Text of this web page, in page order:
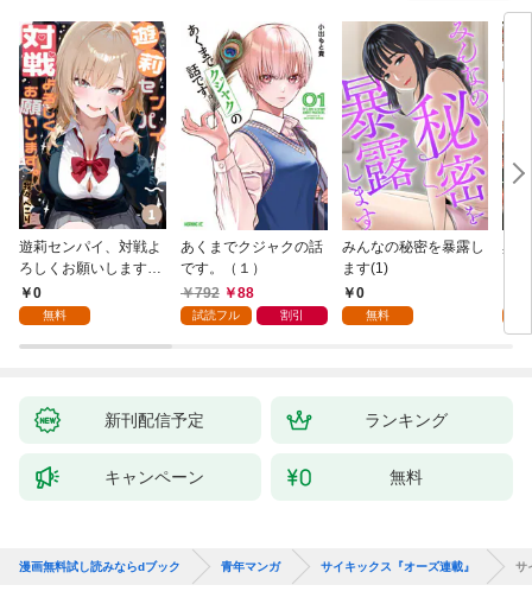
遊莉センパイ、対戦よ
ろしくお願いします。
1 0
無料
あくまでクジャクの話
です。（１）
792
88
試読フル 割引
みんなの秘密を暴露し
ます(1)
0
無料
異
新刊配信予定 ランキング
キャンペーン 無料
漫画無料試し読みならdブック 青年マンガ サイキックス『オーズ連載』 サ